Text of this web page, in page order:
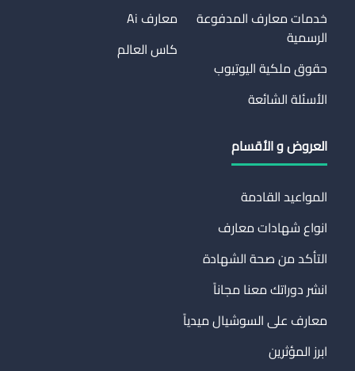
خدمات معارف المدفوعة
الرسمية
حقوق ملكية اليوتيوب
الأسئلة الشائعة
معارف Ai
كاس العالم
العروض و الأقسام
المواعيد القادمة
انواع شهادات معارف
التأكد من صحة الشهادة
انشر دوراتك معنا مجاناً
معارف على السوشيال ميدياً
ابرز المؤثرين